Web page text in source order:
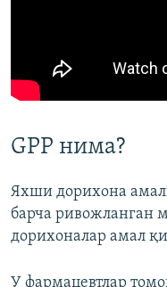
GPP нима?
Яхши дорихона
барча ривожланган
дорихоналар амал
У фармацевтлар